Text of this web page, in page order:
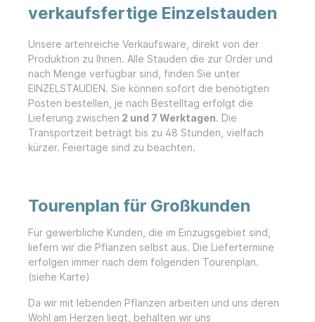
verkaufsfertige Einzelstauden
Unsere artenreiche Verkaufsware, direkt von der
Produktion zu Ihnen. Alle Stauden die zur Order und
nach Menge verfügbar sind, finden Sie unter
EINZELSTAUDEN. Sie können sofort die benötigten
Posten bestellen, je nach Bestelltag erfolgt die
Lieferung zwischen 2 und 7 Werktagen. Die
Transportzeit beträgt bis zu 48 Stunden, vielfach
kürzer. Feiertage sind zu beachten.
Tourenplan für Großkunden
Für gewerbliche Kunden, die im Einzugsgebiet sind,
liefern wir die Pflanzen selbst aus. Die Liefertermine
erfolgen immer nach dem folgenden Tourenplan.
(siehe Karte)
Da wir mit lebenden Pflanzen arbeiten und uns deren
Wohl am Herzen liegt, behalten wir uns